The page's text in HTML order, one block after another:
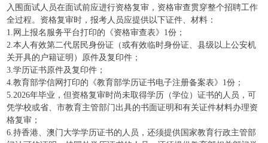
入围面试人员在面试前应进行资格复审，资格审查贯穿整个招聘工作
全过程。资格复审时，报考人员应提供以下证件、材料：
1.网上报名服务平台打印的《资格审查表》1份；
2.本人有效第二代居民身份证（或有效临时身份证、县级以上公安机
关开具的户籍证明）原件及复印件；
3.学历证书原件及复印件；
4.教育部学信网打印的《教育部学历证书电子注册备案表》1份；
5.2026年毕业，但资格复审时尚未取得学历（学位）证书的人员，可
凭学校或省、市教育主管部门出具的书面证明和有关证件材料办理资
格复审；
6.持香港、澳门大学学历证书的人员，还须提供国家教育行政主管部